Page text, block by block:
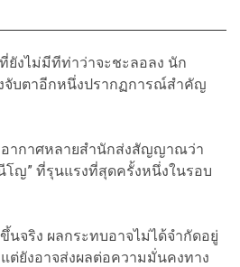
ยังไม่มีทีท่าว่าจะชะลอลง นัก
จับตาอีกหนึ่งปรากฏการณ์สำคัญ
ากาศหลายสำนักส่งสัญญาณว่า
โญ” ที่รุนแรงที่สุดครั้งหนึ่งในรอบ
จริง ผลกระทบอาจไม่ได้จำกัดอยู่
ต่ยังอาจส่งผลต่อความมั่นคงทาง